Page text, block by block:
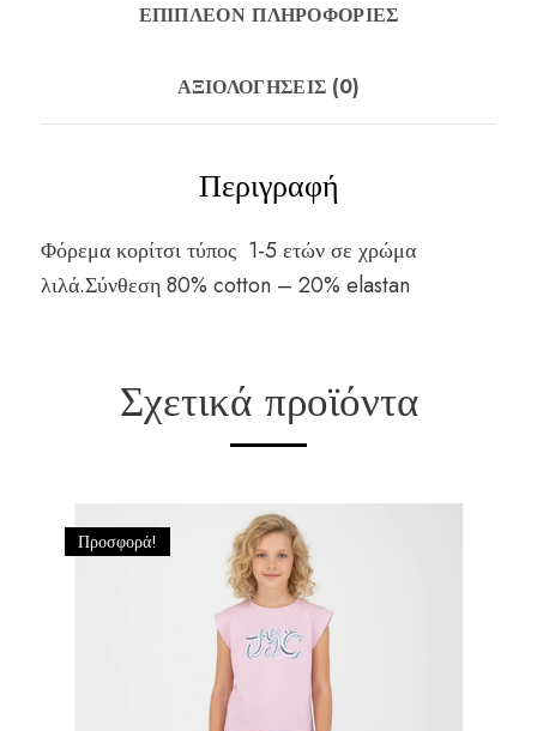
ΕΠΙΠΛΈΟΝ ΠΛΗΡΟΦΟΡΊΕΣ
ΑΞΙΟΛΟΓΉΣΕΙΣ (0)
Περιγραφή
Φόρεμα κορίτσι τύπος 1-5 ετών σε χρώμα
λιλά.Σύνθεση 80% cotton – 20% elastan
Σχετικά προϊόντα
Προσφορά!